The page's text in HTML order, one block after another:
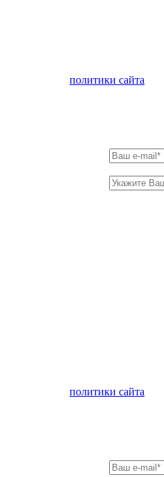
политики сайта
политики сайта